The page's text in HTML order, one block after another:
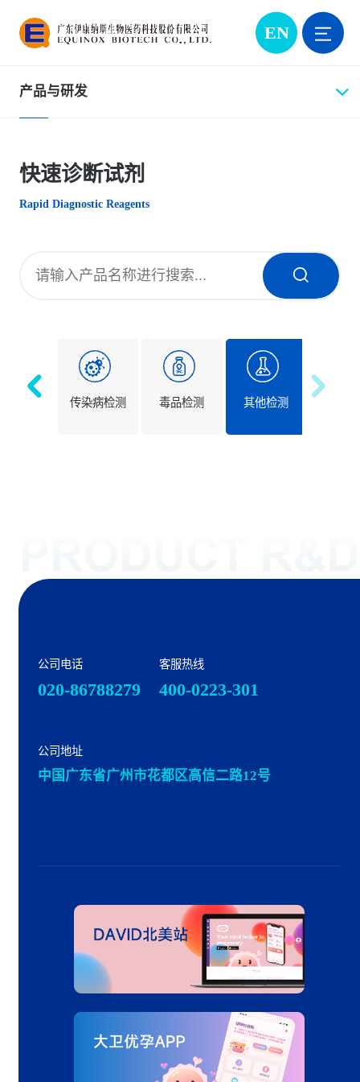
EN
产品与研发
快速诊断试剂
Rapid Diagnostic Reagents
传染病检测 毒品检测 其他检测
公司电话
020-86788279
客服热线
400-0223-301
公司地址
中国广东省广州市花都区高信二路12号